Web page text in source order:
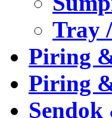
Tray
Piring
Piring